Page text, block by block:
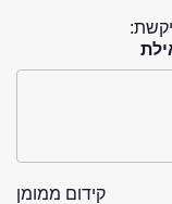
קידום ממומן